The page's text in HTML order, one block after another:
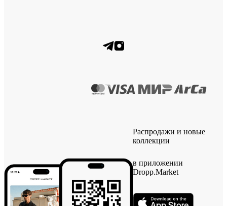
Распродажи и новые
коллекции
в приложении
Dropp.Market